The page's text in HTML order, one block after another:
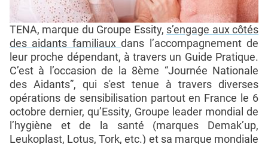
TENA, marque du Groupe Essity, s’engage aux côtés
des aidants familiauxdans l’accompagnement de
leur proche dépendant, à travers un Guide Pratique.
C’est à l’occasion de la 8ème “Journée Nationale
des Aidants”, qui s'est tenue à travers diverses
opérations de sensibilisation partout en France le 6
octobre dernier, qu’Essity, Groupe leader mondial de
l’hygiène et de la santé (marques Demak’up,
Leukoplast, Lotus, Tork, etc.) et sa marque mondiale